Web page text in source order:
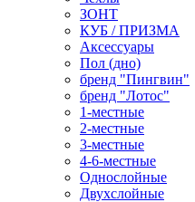
ЗОНТ
КУБ / ПРИЗМА
Аксессуары
Пол (дно)
бренд "Пингвин"
бренд "Лотос"
1-местные
2-местные
3-местные
4-6-местные
Однослойные
Двухслойные